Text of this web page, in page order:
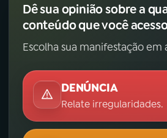
Dê sua opinião sobre a
conteúdo que você
Escolha sua manifestação
DENÚNCIA
Relate irregularidades.